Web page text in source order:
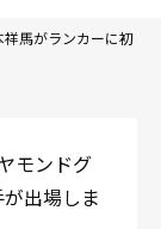
嶋ビル1F
募集
馬がランカーに初
モンドグ
出場しま